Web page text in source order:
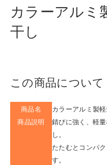
カラーアルミ
干し
この商品について
商品名
カラーアルミ製
商品説明
錆びに強く、軽
し。
たたむとコンパ
す。